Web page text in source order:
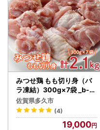
みつせ鶏 もも切り身（バ
ラ凍結）300g×7袋 _b-3
48
佐賀県多久市
(4)
19,000